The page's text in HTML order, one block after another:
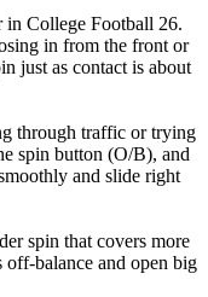
in College Football 26.
in from the front or
just as contact is about
through traffic or trying
spin button (O/B), and
and slide right
spin that covers more
balance and open big